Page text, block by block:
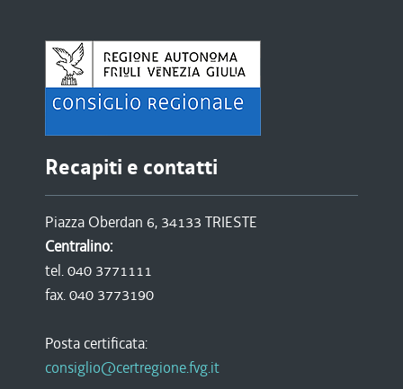
Recapiti e contatti
Piazza Oberdan 6, 34133 TRIESTE
Centralino:
tel. 040 3771111
fax. 040 3773190
Posta certificata:
consiglio@certregione.fvg.it